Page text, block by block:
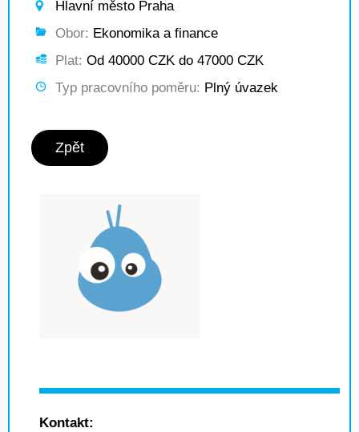
Hlavní město Praha
Obor: Ekonomika a finance
Plat: Od 40000 CZK do 47000 CZK
Typ pracovního poměru: Plný úvazek
Zpět
Kontakt: